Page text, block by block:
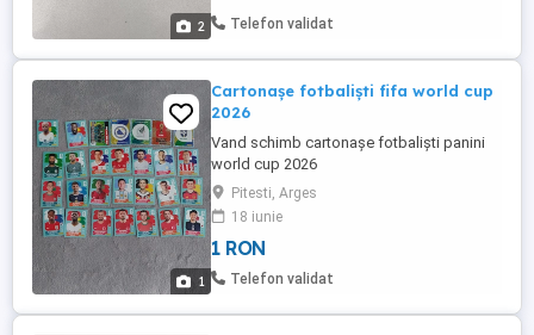
2 Telefon validat
1
Cartonașe fotbaliști fifa world cup
2026
Vand schimb cartonașe fotbaliști panini
world cup 2026
Pitesti, Arges
18 iunie
1 RON
Telefon validat